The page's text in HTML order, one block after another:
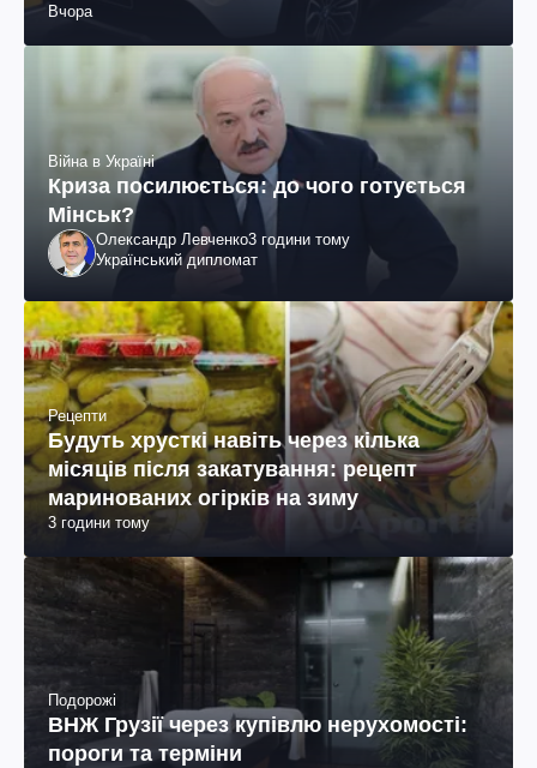
Вчора
Війна в Україні
Криза посилюється: до чого готується
Мінськ?
Олександр Левченко3 години тому
Український дипломат
Рецепти
Будуть хрусткі навіть через кілька
місяців після закатування: рецепт
маринованих огірків на зиму
3 години тому
Подорожі
ВНЖ Грузії через купівлю нерухомості:
пороги та терміни